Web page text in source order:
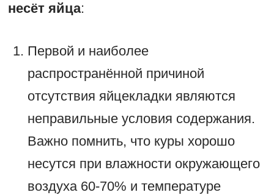
несёт яйца:
Первой и наиболее
распространённой причиной
отсутствия яйцекладки являются
неправильные условия содержания.
Важно помнить, что куры хорошо
несутся при влажности окружающего
воздуха 60-70% и температуре